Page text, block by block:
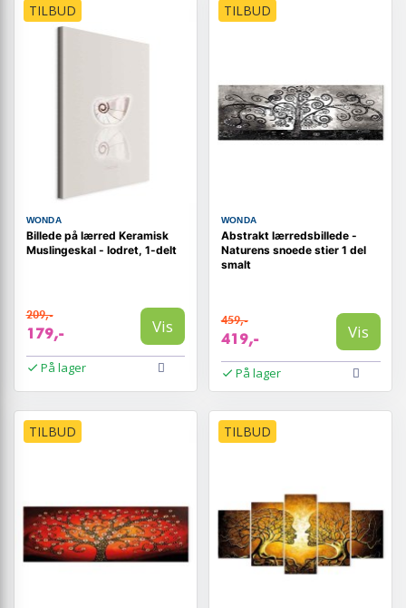
TILBUD
WONDA
Billede på lærred Keramisk
Muslingeskal - lodret, 1-delt
209,-
179,- Vis
På lager
TILBUD
WONDA
Abstrakt lærredsbillede -
Naturens snoede stier 1 del
smalt
459,-
419,- Vis
På lager
TILBUD TILBUD